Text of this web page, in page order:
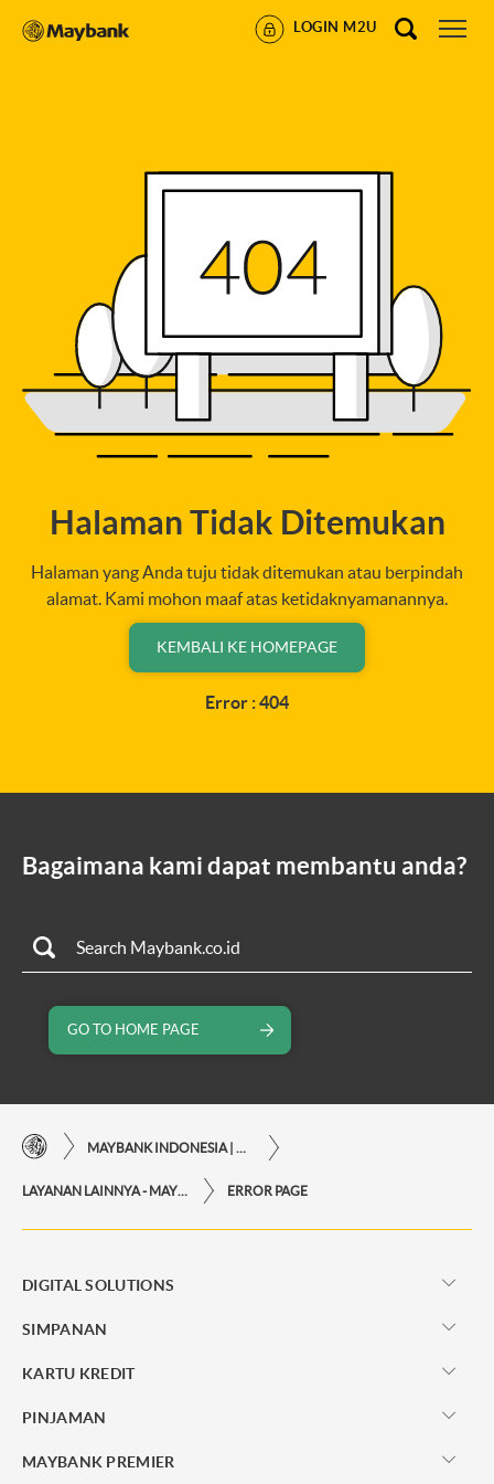
LOGIN M2U
Halaman Tidak Ditemukan
Halaman yang Anda tuju tidak ditemukan atau berpindah
alamat. Kami mohon maaf atas ketidaknyamanannya.
KEMBALI KE HOMEPAGE
Error : 404
Bagaimana kami dapat membantu anda?
GO TO HOME PAGE
ERROR PAGE
DIGITAL SOLUTIONS
SIMPANAN
KARTU KREDIT
PINJAMAN
MAYBANK PREMIER